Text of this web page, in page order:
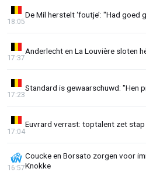
De Mil herstelt ‘foutje’: "Had goed
18:05
Anderlecht en La Louvière sloten
17:37
Standard is gewaarschuwd: "Hen
17:23
Euvrard verrast: toptalent zet
17:04
Coucke en Borsato zorgen voor
Knokke
16:57